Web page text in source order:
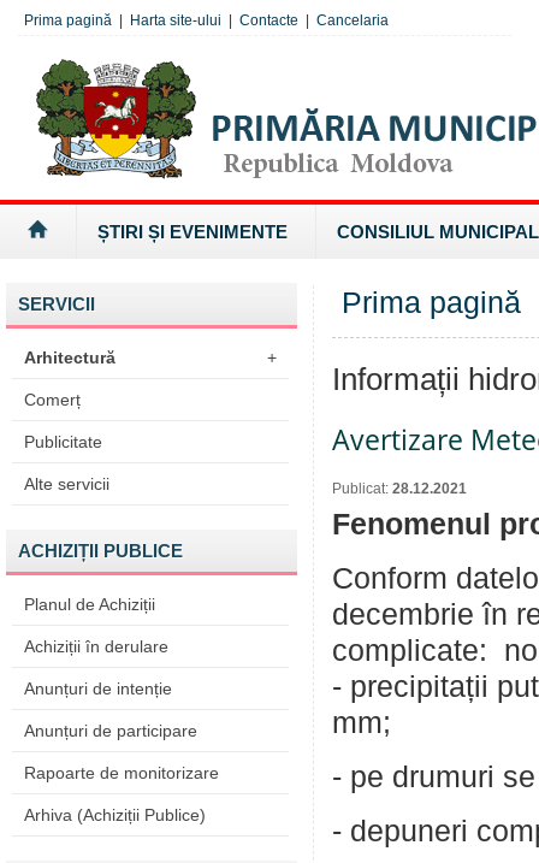
Prima pagină Harta site-ului Contacte Cancelaria
ȘTIRI ȘI EVENIMENTE CONSILIUL MUNICIPAL
SERVICII
Arhitectură +
Comerț
Publicitate
Alte servicii
ACHIZIȚII PUBLICE
Planul de Achiziții
Achiziții în derulare
Anunțuri de intenție
Anunțuri de participare
Rapoarte de monitorizare
Arhiva (Achiziții Publice)
Prima pagină
Informații
Avertizare
Publicat: 28.12.2021
Fenomenul
Conform
decembrie în
complicate:
- precipitații
mm;
- pe drumuri
- depuneri